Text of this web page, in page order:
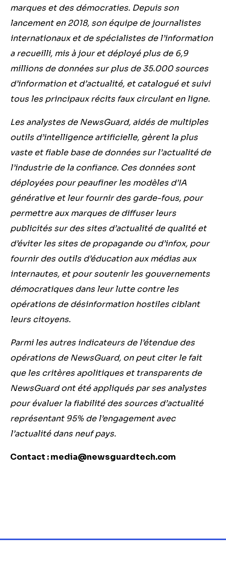
marques et des démocraties. Depuis son
lancement en 2018, son équipe de journalistes
internationaux et de spécialistes de l’information
a recueilli, mis à jour et déployé plus de 6,9
millions de données sur plus de 35.000 sources
d’information et d’actualité, et catalogué et suivi
tous les principaux récits faux circulant en ligne.
Les analystes de NewsGuard, aidés de multiples
outils d’intelligence artificielle, gèrent la plus
vaste et fiable base de données sur l’actualité de
l’industrie de la confiance. Ces données sont
déployées pour peaufiner les modèles d’IA
générative et leur fournir des garde-fous, pour
permettre aux marques de diffuser leurs
publicités sur des sites d’actualité de qualité et
d’éviter les sites de propagande ou d’infox, pour
fournir des outils d’éducation aux médias aux
internautes, et pour soutenir les gouvernements
démocratiques dans leur lutte contre les
opérations de désinformation hostiles ciblant
leurs citoyens.
Parmi les autres indicateurs de l’étendue des
opérations de NewsGuard, on peut citer le fait
que les critères apolitiques et transparents de
NewsGuard ont été appliqués par ses analystes
pour évaluer la fiabilité des sources d’actualité
représentant 95% de l’engagement avec
l’actualité dans neuf pays.
Contact :media@newsguardtech.com